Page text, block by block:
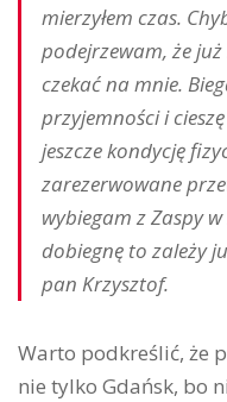
mierzyłem czas.
podejrzewam, że już
czekać na mnie.
przyjemności i
jeszcze kondycję
zarezerwowane
wybiegam z Zaspy
dobiegnę to zależy
pan Krzysztof.
Warto podkreślić, że
nie tylko Gdańsk, bo